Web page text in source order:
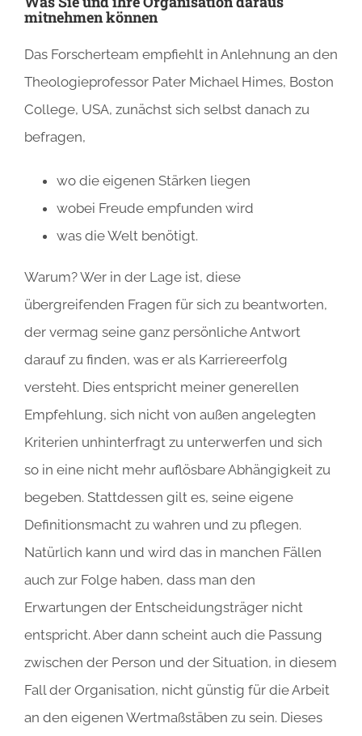
mitnehmen können
Das Forscherteam empfiehlt in Anlehnung an den
Theologieprofessor Pater Michael Himes, Boston
College, USA, zunächst sich selbst danach zu
befragen,
wo die eigenen Stärken liegen
wobei Freude empfunden wird
was die Welt benötigt.
Warum? Wer in der Lage ist, diese
übergreifenden Fragen für sich zu beantworten,
der vermag seine ganz persönliche Antwort
darauf zu finden, was er als Karriereerfolg
versteht. Dies entspricht meiner generellen
Empfehlung, sich nicht von außen angelegten
Kriterien unhinterfragt zu unterwerfen und sich
so in eine nicht mehr auflösbare Abhängigkeit zu
begeben. Stattdessen gilt es, seine eigene
Definitionsmacht zu wahren und zu pflegen.
Natürlich kann und wird das in manchen Fällen
auch zur Folge haben, dass man den
Erwartungen der Entscheidungsträger nicht
entspricht. Aber dann scheint auch die Passung
zwischen der Person und der Situation, in diesem
Fall der Organisation, nicht günstig für die Arbeit
an den eigenen Wertmaßstäben zu sein. Dieses